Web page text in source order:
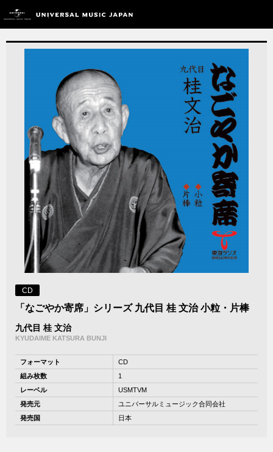
CD
「なごやか寄席」シリーズ 九代目 桂 文治 小粒・片棒
九代目 桂 文治
KYUDAIME KATSURA BUNJI
フォーマット
CD
組み枚数
1
レーベル
USMTVM
発売元
ユニバーサルミュージック合同会社
発売国
日本